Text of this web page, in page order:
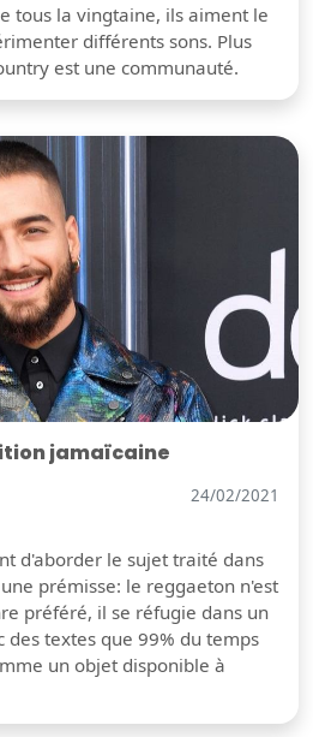
tous la vingtaine, ils aiment le
différents sons. Plus
est une communauté.
jamaïcaine
24/02/2021
d'aborder le sujet traité dans
prémisse: le reggaeton n'est
préféré, il se réfugie dans un
textes que 99% du temps
un objet disponible à